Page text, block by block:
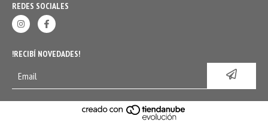
REDES SOCIALES
!RECIBÍ NOVEDADES!